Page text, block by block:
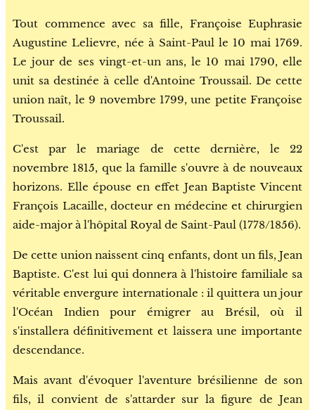
Tout commence avec sa fille, Françoise Euphrasie
Augustine Lelievre, née à Saint-Paul le 10 mai 1769.
Le jour de ses vingt-et-un ans, le 10 mai 1790, elle
unit sa destinée à celle d'Antoine Troussail. De cette
union naît, le 9 novembre 1799, une petite Françoise
Troussail.
C'est par le mariage de cette dernière, le 22
novembre 1815, que la famille s'ouvre à de nouveaux
horizons. Elle épouse en effet Jean Baptiste Vincent
François Lacaille, docteur en médecine et chirurgien
aide-major à l'hôpital Royal de Saint-Paul (1778/1856).
De cette union naissent cinq enfants, dont un fils, Jean
Baptiste. C'est lui qui donnera à l'histoire familiale sa
véritable envergure internationale : il quittera un jour
l'Océan Indien pour émigrer au Brésil, où il
s'installera définitivement et laissera une importante
descendance.
Mais avant d'évoquer l'aventure brésilienne de son
fils, il convient de s'attarder sur la figure de Jean